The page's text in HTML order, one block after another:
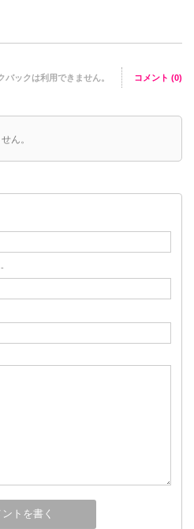
バックは利用できません。 コメント (0)
ん。